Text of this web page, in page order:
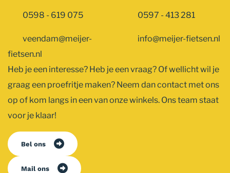
0598 - 619 075
veendam@meijer-
fietsen.nl
0597 - 413 281
info@meijer-fietsen.nl
Heb je een interesse? Heb je een vraag? Of wellicht wil je
graag een proefritje maken? Neem dan contact met ons
op of kom langs in een van onze winkels. Ons team staat
voor je klaar!
Bel ons
Mail ons